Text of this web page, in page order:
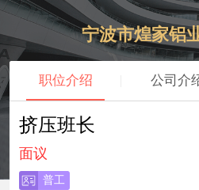
宁波市煌家铝
职位介绍 公司介
挤压班长
面议
普工